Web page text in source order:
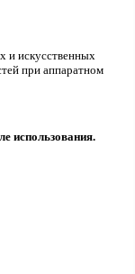
и искусственных
при аппаратном
использования.